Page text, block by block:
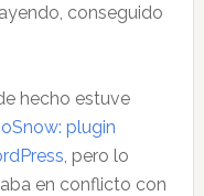
conseguido
hecho estuve
plugin
, pero lo
en conflicto con